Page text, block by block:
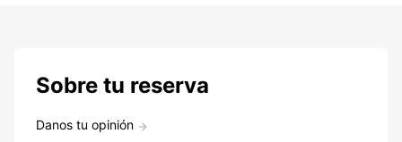
Sobre tu reserva
Danos tu opinión